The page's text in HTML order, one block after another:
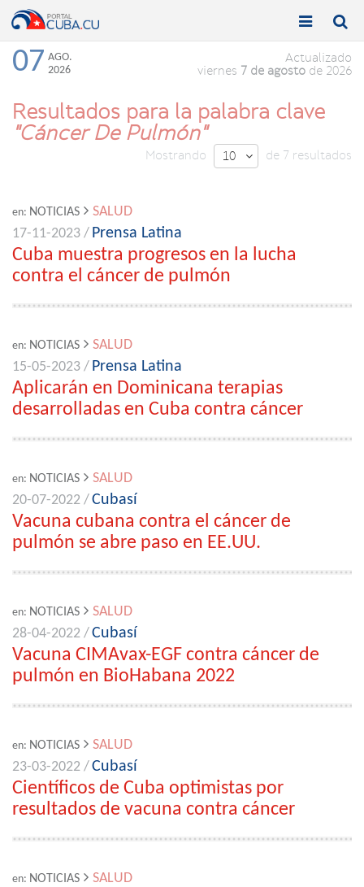
Toggle

Toggle

07 AGO.
2026
Actualizado
viernes 7 de agosto de 2026
Resultados para la palabra clave
"Cáncer De Pulmón"
Mostrando 10  de 7 resultados
en: NOTICIAS
SALUD
17-11-2023 / Prensa Latina
Cuba muestra progresos en la lucha
contra el cáncer de pulmón
en: NOTICIAS
SALUD
15-05-2023 / Prensa Latina
Aplicarán en Dominicana terapias
desarrolladas en Cuba contra cáncer
en: NOTICIAS
SALUD
20-07-2022 /Cubasí
Vacuna cubana contra el cáncer de
pulmón se abre paso en EE.UU.
en: NOTICIAS
SALUD
28-04-2022 /Cubasí
Vacuna CIMAvax-EGF contra cáncer de
pulmón en BioHabana 2022
en: NOTICIAS
SALUD
23-03-2022 /Cubasí
Científicos de Cuba optimistas por
resultados de vacuna contra cáncer
en: NOTICIAS
SALUD